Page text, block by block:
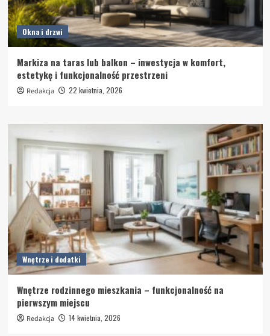
Okna i drzwi
Markiza na taras lub balkon – inwestycja w komfort,
estetykę i funkcjonalność przestrzeni
Redakcja 22 kwietnia, 2026
Wnętrze i dodatki
Wnętrze rodzinnego mieszkania – funkcjonalność na
pierwszym miejscu
Redakcja 14 kwietnia, 2026